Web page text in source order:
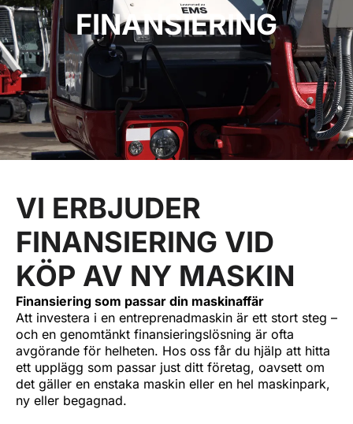
FINANSIERING
VI ERBJUDER
FINANSIERING VID
KÖP AV NY MASKIN
Finansiering som passar din maskinaffär
Att investera i en entreprenadmaskin är ett stort steg –
och en genomtänkt finansieringslösning är ofta
avgörande för helheten. Hos oss får du hjälp att hitta
ett upplägg som passar just ditt företag, oavsett om
det gäller en enstaka maskin eller en hel maskinpark,
ny eller begagnad.